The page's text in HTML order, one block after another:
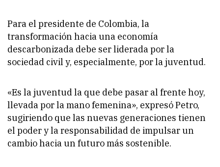
Para el presidente de Colombia, la
transformación hacia una economía
descarbonizada debe ser liderada por la
sociedad civil y, especialmente, por la juventud.
«Es la juventud la que debe pasar al frente hoy,
llevada por la mano femenina», expresó Petro,
sugiriendo que las nuevas generaciones tienen
el poder y la responsabilidad de impulsar un
cambio hacia un futuro más sostenible.